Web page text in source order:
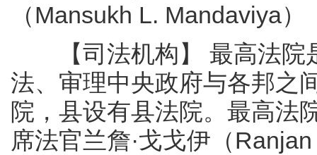
（Mansukh L. Mandaviya）
【司法机构】 最高法院
法、审理中央政府与各邦之
院，县设有县法院。最高法
席法官兰詹·戈戈伊（